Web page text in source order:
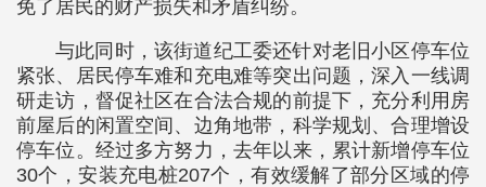
免了居民的财产损失和矛盾纠纷。
与此同时，该街道纪工委还针对老旧小区停车位
紧张、居民停车难和充电难等突出问题，深入一线调
研走访，督促社区在合法合规的前提下，充分利用房
前屋后的闲置空间、边角地带，科学规划、合理增设
停车位。经过多方努力，去年以来，累计新增停车位
30个，安装充电桩207个，有效缓解了部分区域的停